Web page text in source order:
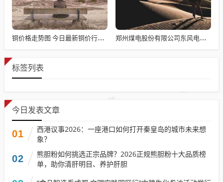
铜价格走势图 今日最新铜价行情铜？查铜价到哪个软件去查 郑州煤电股份有限公司东风电厂 郑州煤电股份有限公司东风电厂历史沿革
标签列表
今日发表文章
01
西港议事2026：一座港口如何打开秦皇岛的城市未来想
象？
02
熊胆粉如何挑选正宗品牌？2026正规熊胆粉十大品质榜
单，助你清肝明目、养护肝胆